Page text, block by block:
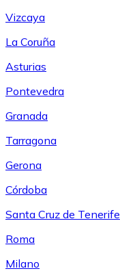
Vizcaya
La Coruña
Asturias
Pontevedra
Granada
Tarragona
Gerona
Córdoba
Santa Cruz de Tenerife
Roma
Milano